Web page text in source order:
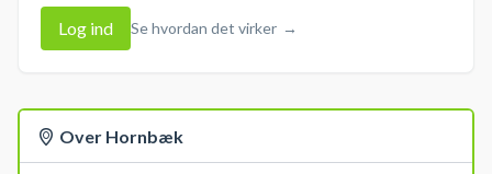
Log ind Se hvordan det virker →
Over Hornbæk